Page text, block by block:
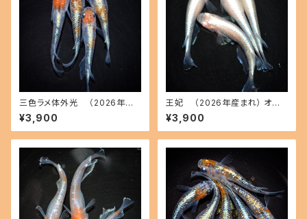
三色ラメ体外光 （2026年産
まれ） オス2 メス2(現物出品) ik
ahoff D-0630-51108-a
¥3,900
王妃 （2026年産まれ） オス2
メス2(現物出品) ikahoff C-0
721-51382-a
¥3,900